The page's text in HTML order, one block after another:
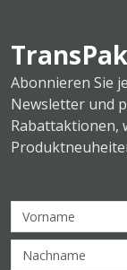
Abonnieren Sie
Newsletter und
Rabattaktionen,